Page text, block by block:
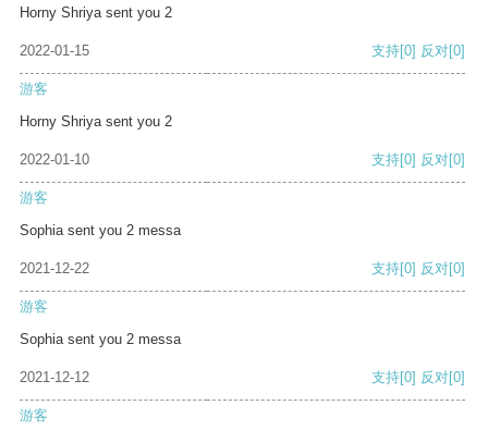
Horny Shriya sent you 2
2022-01-15 支持[0] 反对[0]
游客
Horny Shriya sent you 2
2022-01-10 支持[0] 反对[0]
游客
Sophia sent you 2 messa
2021-12-22 支持[0] 反对[0]
游客
Sophia sent you 2 messa
2021-12-12 支持[0] 反对[0]
游客